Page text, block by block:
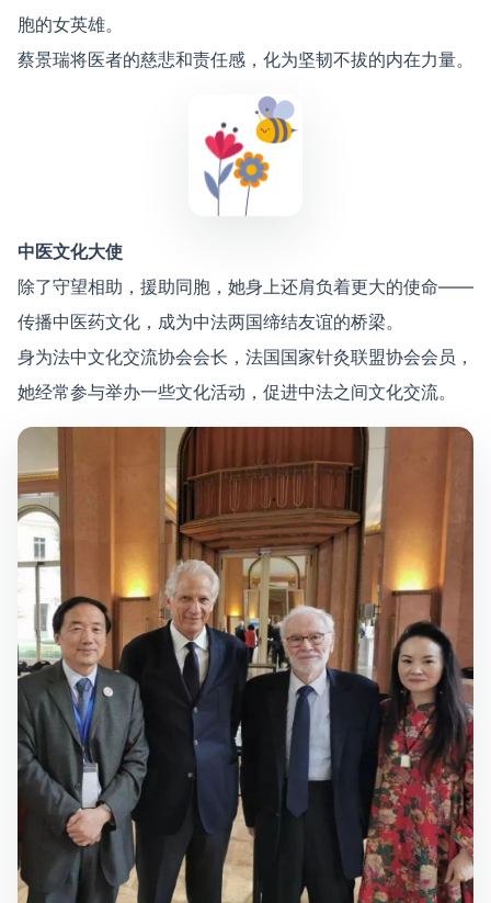
胞的女英雄。
蔡景瑞将医者的慈悲和责任感，化为坚韧不拔的内在力量。
中医文化大使
除了守望相助，援助同胞，她身上还肩负着更大的使命——
传播中医药文化，成为中法两国缔结友谊的桥梁。
身为法中文化交流协会会长，法国国家针灸联盟协会会员，
她经常参与举办一些文化活动，促进中法之间文化交流。